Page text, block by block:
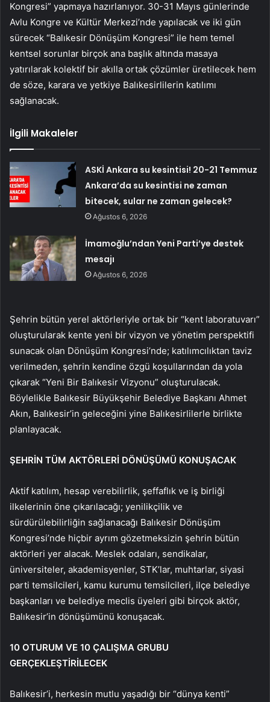
Kongresi” yapmaya hazırlanıyor. 30-31 Mayıs günlerinde
Avlu Kongre ve Kültür Merkezi’nde yapılacak ve iki gün
sürecek “Balıkesir Dönüşüm Kongresi” ile hem temel
kentsel sorunlar birçok ana başlık altında masaya
yatırılarak kolektif bir akılla ortak çözümler üretilecek hem
de söze, karara ve yetkiye Balıkesirlilerin katılımı
sağlanacak.
İlgili Makaleler
ASKİ Ankara su kesintisi! 20-21 Temmuz
Ankara’da su kesintisi ne zaman
bitecek, sular ne zaman gelecek?
Ağustos 6, 2026
İmamoğlu’ndan Yeni Parti’ye destek
mesajı
Ağustos 6, 2026
Şehrin bütün yerel aktörleriyle ortak bir “kent laboratuvarı”
oluşturularak kente yeni bir vizyon ve yönetim perspektifi
sunacak olan Dönüşüm Kongresi’nde; katılımcılıktan taviz
verilmeden, şehrin kendine özgü koşullarından da yola
çıkarak “Yeni Bir Balıkesir Vizyonu” oluşturulacak.
Böylelikle Balıkesir Büyükşehir Belediye Başkanı Ahmet
Akın, Balıkesir’in geleceğini yine Balıkesirlilerle birlikte
planlayacak.
ŞEHRİN TÜM AKTÖRLERİ DÖNÜŞÜMÜ KONUŞACAK
Aktif katılım, hesap verebilirlik, şeffaflık ve iş birliği
ilkelerinin öne çıkarılacağı; yenilikçilik ve
sürdürülebilirliğin sağlanacağı Balıkesir Dönüşüm
Kongresi’nde hiçbir ayrım gözetmeksizin şehrin bütün
aktörleri yer alacak. Meslek odaları, sendikalar,
üniversiteler, akademisyenler, STK’lar, muhtarlar, siyasi
parti temsilcileri, kamu kurumu temsilcileri, ilçe belediye
başkanları ve belediye meclis üyeleri gibi birçok aktör,
Balıkesir’in dönüşümünü konuşacak.
10 OTURUM VE 10 ÇALIŞMA GRUBU
GERÇEKLEŞTİRİLECEK
Balıkesir’i, herkesin mutlu yaşadığı bir “dünya kenti”